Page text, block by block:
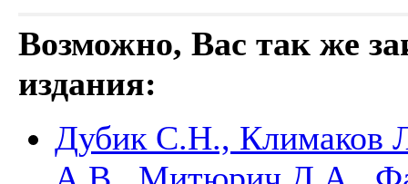
Возможно, Вас так же
издания:
Дубик С.Н., Климаков